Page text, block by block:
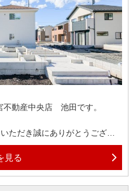
物件がございましたら、ぜひ
せ。
着で多くの方の住まいをサポ
ンのご相談についても、ぜひ
動産中央店 池田です。
ただき誠にありがとうござい
たが、私が良く買うアパレル
りました。
見る